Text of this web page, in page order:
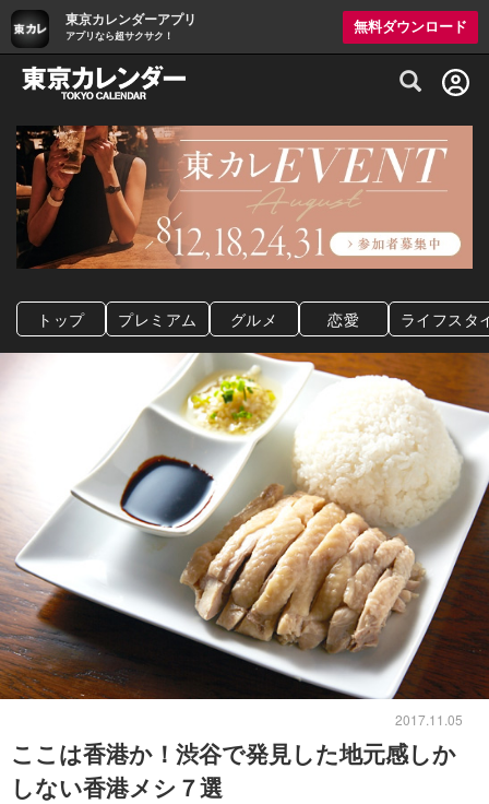
東京カレンダーアプリ
アプリなら超サクサク！
無料ダウンロード
グルメ情報・プレミアムレストラン予約
トップ プレミアム グルメ 恋愛 ライフスタ
2017.11.05
ここは香港か！渋谷で発見した地元感しか
しない香港メシ７選